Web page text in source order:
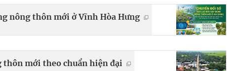
nông thôn mới ở Vĩnh Hòa Hưng
thôn mới theo chuẩn hiện đại